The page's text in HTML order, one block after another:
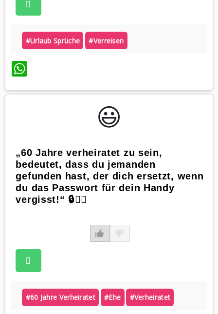
#urlaub Sprüche #verreisen
WhatsApp
😃️
„60 Jahre verheiratet zu sein,
bedeutet, dass du jemanden
gefunden hast, der dich ersetzt, wenn
du das Passwort für dein Handy
vergisst!“ 🔒🤷‍♀️
#60 Jahre Verheiratet #ehe #verheiratet